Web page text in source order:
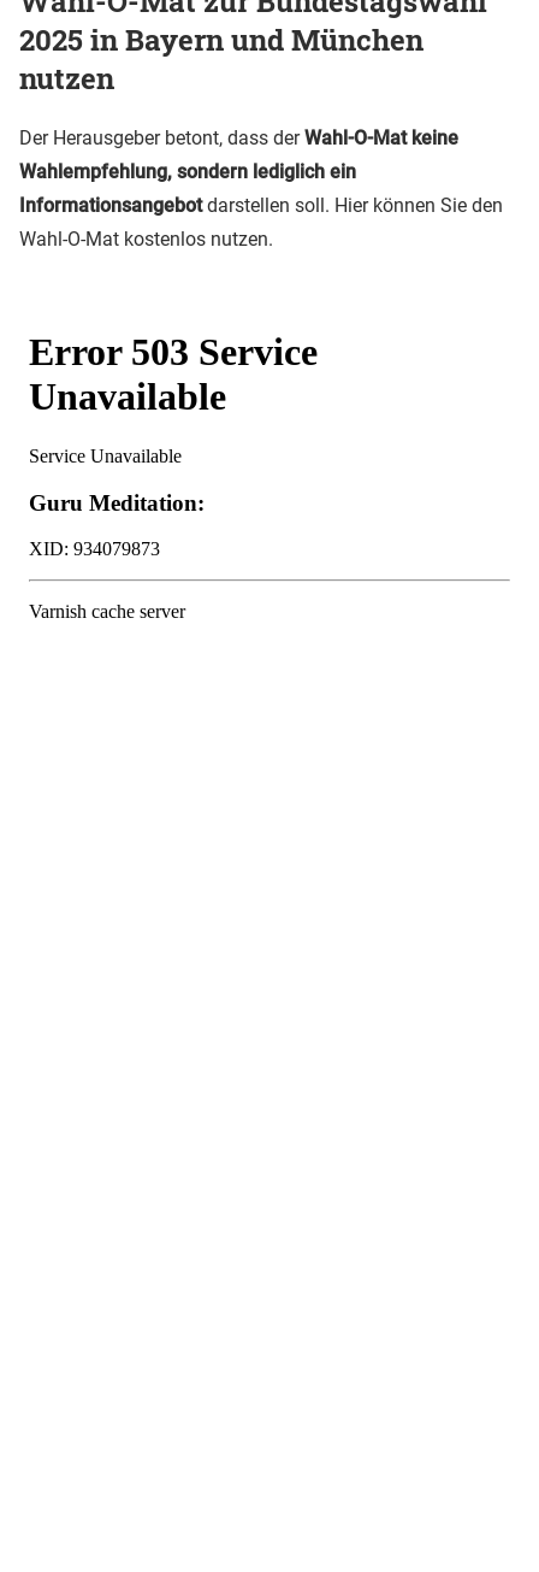
2025 in Bayern und München
nutzen
Der Herausgeber betont, dass derWahl-O-Mat keine
Wahlempfehlung, sondern lediglich ein
Informationsangebotdarstellen soll. Hier können Sie den
Wahl-O-Mat kostenlos nutzen.